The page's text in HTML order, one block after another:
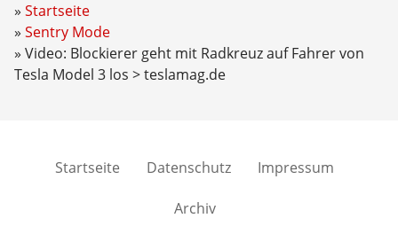
Startseite
Sentry Mode
Video: Blockierer geht mit Radkreuz auf Fahrer von
Tesla Model 3 los > teslamag.de
Startseite Datenschutz Impressum
Archiv